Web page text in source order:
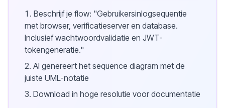
Beschrijf je flow: "Gebruikersinlogsequentie
met browser, verificatieserver en database.
Inclusief wachtwoordvalidatie en JWT-
tokengeneratie."
AI genereert het sequence diagram met de
juiste UML-notatie
Download in hoge resolutie voor documentatie